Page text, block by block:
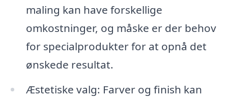
maling kan have forskellige
omkostninger, og måske er der behov
for specialprodukter for at opnå det
ønskede resultat.
Æstetiske valg: Farver og finish kan